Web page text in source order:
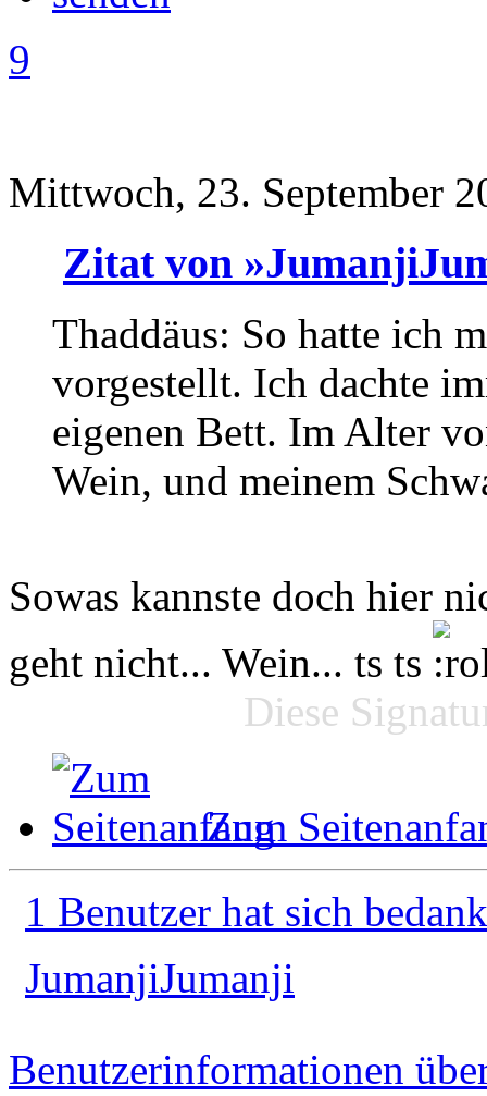
9
Mittwoch, 23. September
Zitat von
Thaddäus: So hatte ich
vorgestellt. Ich dachte
eigenen Bett. Im Alter
Wein, und meinem
Sowas kannste doch hier
geht nicht... Wein... ts ts
Diese
Zum
1 Benutzer hat sich
JumanjiJumanji
Benutzerinformationen